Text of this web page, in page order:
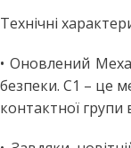
Технічні
• Оновлений
безпеки. C1 – це
контактної групи